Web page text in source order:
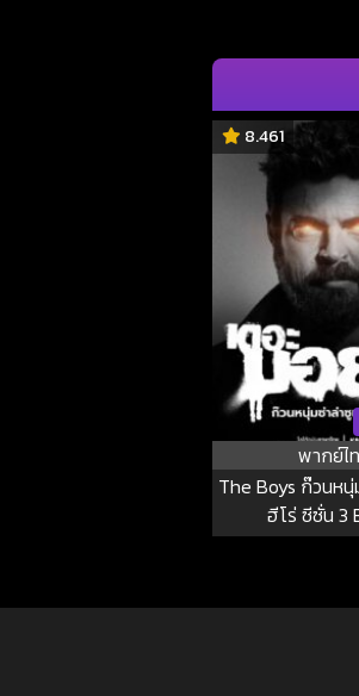
8.461
พากย์ไ
The Boys ก๊วนหนุ่
ฮีโร่ ซีซั่น 3